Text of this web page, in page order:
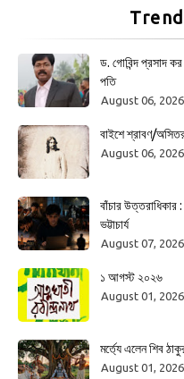
ড. গোবিন্দ প্রসাদ
পতি
August 06, 2026
বাইশে শ্রাবণ/
August 06, 2026
বাঁচার
ভট্টাচার্য
August 07, 2026
১ আগস্ট ২০২৬
August 01, 2026
মর্ত্যে এলেন শিব
August 01, 2026